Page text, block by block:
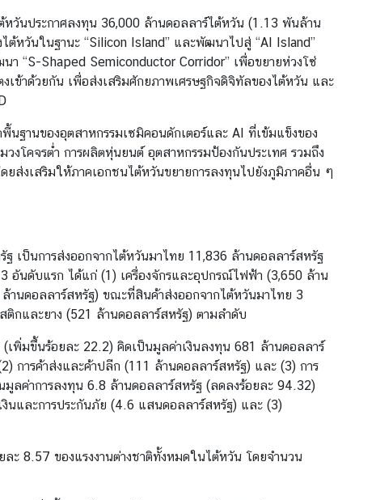
วันประกาศลงทุน 36,000 ล้านดอลลาร์ไต้หวัน (1.13 พันล้าน
หวันในฐานะ “Silicon Island” และพัฒนาไปสู่ “AI Island”
“S-Shaped Semiconductor Corridor” เพื่อขยายห่วงโซ่
ข้าด้วยกัน เพื่อส่งเสริมศักยภาพเศรษฐกิจดิจิทัลของไต้หวัน และ
ฐานของอุตสาหกรรมเซมิคอนดักเตอร์และ AI ที่เข้มแข็งของ
โคจรต่ำ การผลิตหุ่นยนต์ อุตสาหกรรมป้องกันประเทศ รวมถึง
ยส่งเสริมให้ภาคเอกชนไต้หวันขยายการลงทุนไปยังภูมิภาคอื่น ๆ
เป็นการส่งออกจากไต้หวันมาไทย 11,836 ล้านดอลลาร์สหรัฐ
อันดับแรก ได้แก่ (1) เครื่องจักรและอุปกรณ์ไฟฟ้า (3,650 ล้าน
านดอลลาร์สหรัฐ) ขณะที่สินค้าส่งออกจากไต้หวันมาไทย 3
กและยาง (521 ล้านดอลลาร์สหรัฐ) ตามลำดับ
เพิ่มขึ้นร้อยละ 22.2) คิดเป็นมูลค่าเงินลงทุน 681 ล้านดอลลาร์
การค้าส่งและค้าปลีก (111 ล้านดอลลาร์สหรัฐ) และ (3) การ
ลค่าการลงทุน 6.8 ล้านดอลลาร์สหรัฐ (ลดลงร้อยละ 94.32)
นและการประกันภัย (4.6 แสนดอลลาร์สหรัฐ) และ (3)
ะ 8.57 ของแรงงานต่างชาติทั้งหมดในไต้หวัน โดยจำนวน